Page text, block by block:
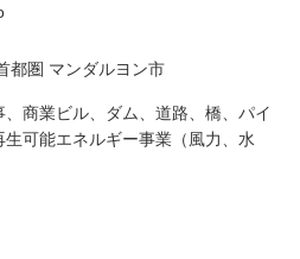
都圏 マンダルヨン市
、商業ビル、ダム、道路、橋、パイ
可能エネルギー事業（風力、水